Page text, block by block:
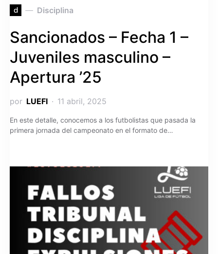
d Disciplina
Sancionados – Fecha 1 –
Juveniles masculino –
Apertura ’25
por LUEFI 11 abril, 2025
En este detalle, conocemos a los futbolistas que pasada la
primera jornada del campeonato en el formato de…